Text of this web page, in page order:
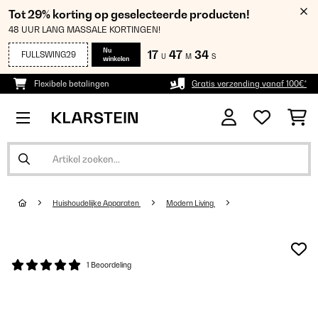
Tot 29% korting op geselecteerde producten!
48 UUR LANG MASSALE KORTINGEN!
FULLSWING29
Nu
winkelen
17 U 47 M 33 S
Flexibele betalingen Gratis verzending vanaf 100€*
Huishoudelijke Apparaten Modern Living
1 Beoordeling